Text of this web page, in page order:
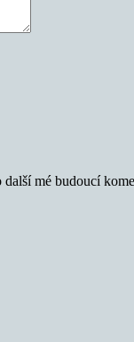
mé budoucí